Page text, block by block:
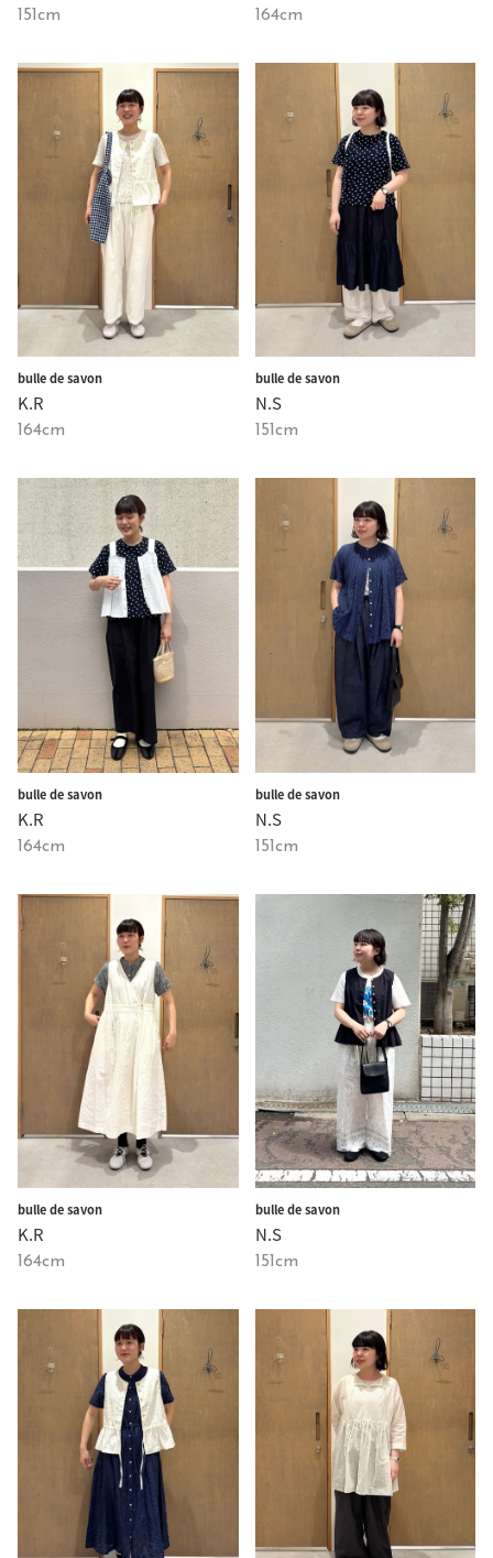
151cm 164cm
bulle de savon
K.R
164cm
bulle de savon
N.S
151cm
bulle de savon
K.R
164cm
bulle de savon
N.S
151cm
bulle de savon
K.R
164cm
bulle de savon
N.S
151cm